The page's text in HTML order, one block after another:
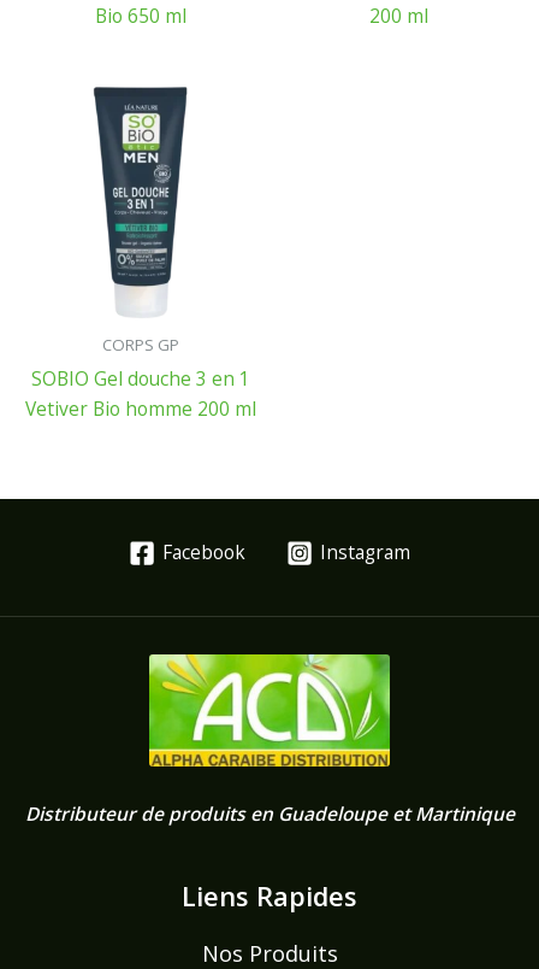
Bio 650 ml
200 ml
CORPS GP
SOBIO Gel douche 3 en 1
Vetiver Bio homme 200 ml
Facebook Instagram
Distributeur de produits en Guadeloupe et Martinique
Liens Rapides
Nos Produits